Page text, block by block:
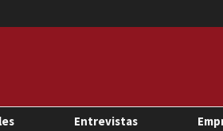
Entrevistas